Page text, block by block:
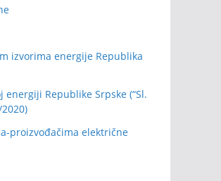
izvorima energije Republika
energiji Republike Srpske (“Sl.
proizvođačima električne